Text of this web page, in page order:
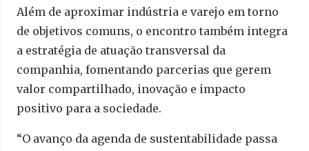
Além de aproximar indústria e varejo em torno
de objetivos comuns, o encontro também integra
a estratégia de atuação transversal da
companhia, fomentando parcerias que gerem
valor compartilhado, inovação e impacto
positivo para a sociedade.
“O avanço da agenda de sustentabilidade passa